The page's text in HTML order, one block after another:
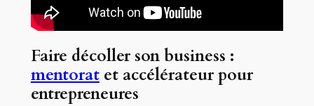
Faire décoller son business :
mentoratet accélérateur pour
entrepreneures